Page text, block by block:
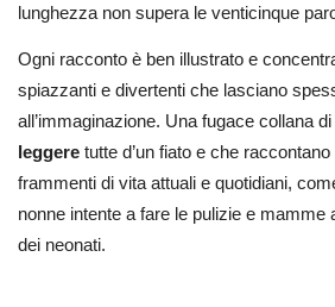
lunghezza non supera le venticinque
Ogni racconto è ben illustrato e
spiazzanti e divertenti che lasciano
all’immaginazione. Una fugace collana di
leggere tutte d’un fiato e che
frammenti di vita attuali e quotidiani,
nonne intente a fare le pulizie e mamme
dei neonati.